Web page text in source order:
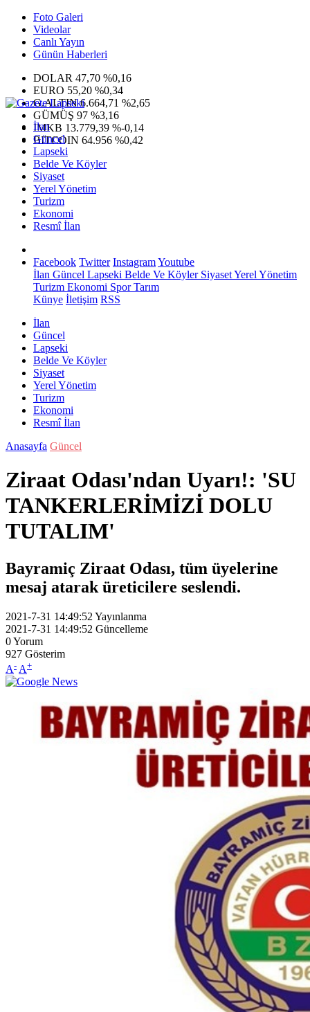
Foto Galeri
Videolar
Canlı Yayın
Günün Haberleri
DOLAR 47,70 %0,16
EURO 55,20 %0,34
G.ALTIN6.664,71 %2,65
GÜMÜŞ 97 %3,16
IMKB 13.779,39 %-0,14
BITCOIN 64.956 %0,42
İlan
Güncel
Lapseki
Belde Ve Köyler
Siyaset
Yerel Yönetim
Turizm
Ekonomi
Resmî İlan
Facebook Twitter InstagramYoutube
İlan Güncel Lapseki Belde Ve KöylerSiyasetYerel Yönetim
Turizm Ekonomi SporTarım
Künye İletişim RSS
İlan
Güncel
Lapseki
Belde Ve Köyler
Siyaset
Yerel Yönetim
Turizm
Ekonomi
Resmî İlan
Anasayfa Güncel
Ziraat Odası'ndan Uyarı!: 'SU
TANKERLERİMİZİ DOLU
TUTALIM'
Bayramiç Ziraat Odası, tüm üyelerine
mesaj atarak üreticilere seslendi.
2021-7-31 14:49:52 Yayınlanma
2021-7-31 14:49:52 Güncelleme
0Yorum
927 Gösterim
A- A+